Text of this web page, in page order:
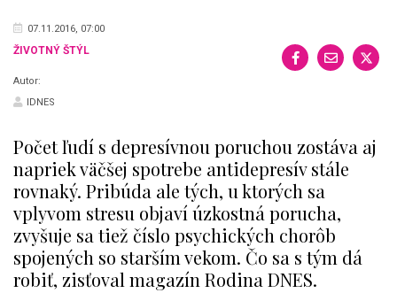
07.11.2016, 07:00
ŽIVOTNÝ ŠTÝL
Autor:
IDNES
Počet ľudí s depresívnou poruchou zostáva aj
napriek väčšej spotrebe antidepresív stále
rovnaký. Pribúda ale tých, u ktorých sa
vplyvom stresu objaví úzkostná porucha,
zvyšuje sa tiež číslo psychických chorôb
spojených so starším vekom. Čo sa s tým dá
robiť, zisťoval magazín Rodina DNES.